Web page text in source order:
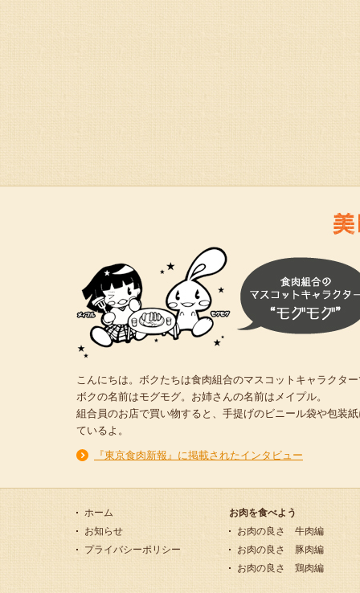
こんにちは。ボクたちは食肉組合のマスコットキャラクタ
ボクの名前はモグモグ。お姉さんの名前はメイプル。
組合員のお店で買い物すると、手提げのビニール袋や包装
ているよ。
『東京食肉新報』に掲載されたインタビュー
ホーム
お知らせ
プライバシーポリシー
お肉を食べよう
お肉の良さ 牛肉編
お肉の良さ 豚肉編
お肉の良さ 鶏肉編